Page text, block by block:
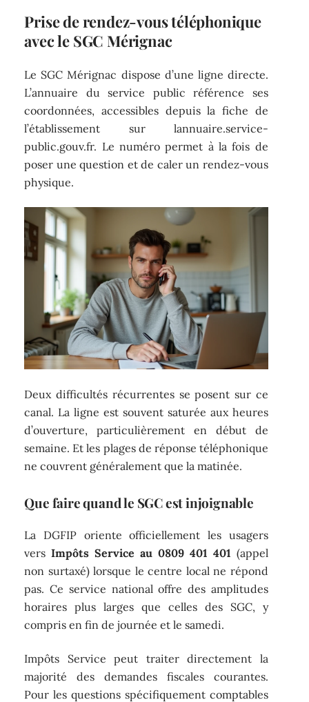
Prise de rendez-vous téléphonique
avec le SGC Mérignac
Le SGC Mérignac dispose d’une ligne directe.
L’annuaire du service public référence ses
coordonnées, accessibles depuis la fiche de
l’établissement sur lannuaire.service-
public.gouv.fr. Le numéro permet à la fois de
poser une question et de caler un rendez-vous
physique.
Deux difficultés récurrentes se posent sur ce
canal. La ligne est souvent saturée aux heures
d’ouverture, particulièrement en début de
semaine. Et les plages de réponse téléphonique
ne couvrent généralement que la matinée.
Que faire quand le SGC est injoignable
La DGFIP oriente officiellement les usagers
versImpôts Service au 0809 401 401 (appel
non surtaxé) lorsque le centre local ne répond
pas. Ce service national offre des amplitudes
horaires plus larges que celles des SGC, y
compris en fin de journée et le samedi.
Impôts Service peut traiter directement la
majorité des demandes fiscales courantes.
Pour les questions spécifiquement comptables